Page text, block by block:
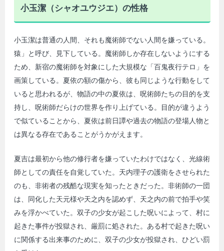
小玉潔（シャオユウジエ）の性格
小玉潔は普通の人間、それも魔術師でない人間を嫌っている。
猿」と呼び、見下している。魔術師しか存在しないようにする
ため、新宿の魔術師を対象にした大規模な「百鬼夜行テロ」を
画策している。夏依の額の傷から、彼も同じような行動をして
いると思われるが、物語の中の夏依は、呪術師たちの目的を支
持し、呪術師だらけの世界を作り上げている。目的が違うよう
で似ていることから、夏依は前日譚や過去の物語の登場人物と
は異なる存在であることがうかがえます。
夏吉は最初から他の修行者を嫌っていたわけではなく、光線術
師としての責任を自覚していた。天内理子の護衛をさせられた
のも、非術者の残酷な現実を知ったときだった。非術師の一団
は、同化した天元様や天之内を認めず、天之内の前で拍手や笑
みを浮かべていた。双子の少女が起こした呪いによって、村に
起きた事件が投獄され、厳罰に処された。ある村で起きた呪い
に関係する出来事のために、双子の少女が投獄され、ひどい罰